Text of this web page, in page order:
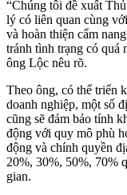
“Chúng tôi đề xuất
lý có liên quan cùng
và hoàn thiện cẩm
tránh tình trạng có quá
ông Lộc nêu rõ.
Theo ông, có thể triển
doanh nghiệp, một số
cũng sẽ đảm bảo tính
động với quy mô phù
động và chính quyền
20%, 30%, 50%, 70%
gian.